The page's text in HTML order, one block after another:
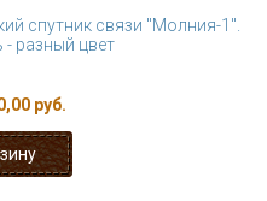
спутник связи "Молния-1".
- разный цвет
руб.